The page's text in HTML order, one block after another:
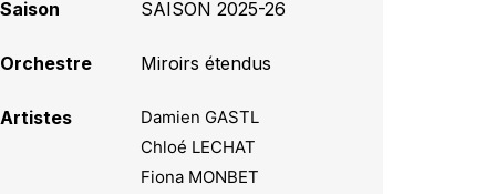
Saison SAISON 2025-26
Orchestre Miroirs étendus
Artistes
Damien GASTL
Chloé LECHAT
Fiona MONBET